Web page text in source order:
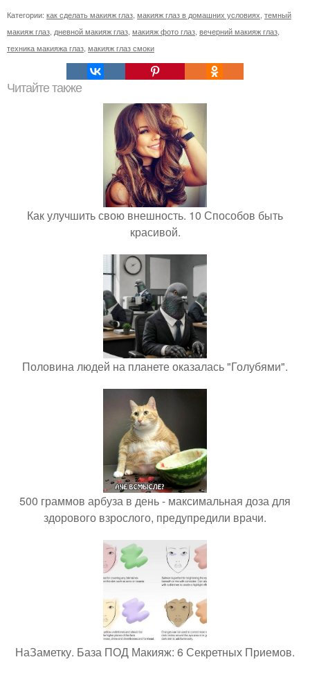
Категории: как сделать макияж глаз макияж глаз в домашних условиях темный
макияж глаз дневной макияж глаз макияж фото глаз вечерний макияж глаз
техника макияжа глаз макияж глаз смоки
Читайте также
Как улучшить свою внешность. 10 Способов быть
красивой.
Половина людей на планете оказалась "Голубями".
500 граммов арбуза в день - максимальная доза для
здорового взрослого, предупредили врачи.
НаЗаметку. База ПОД Макияж: 6 Секретных Приемов.